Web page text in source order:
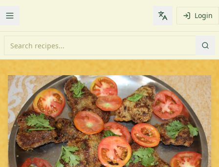
Toggle Menu Change Login